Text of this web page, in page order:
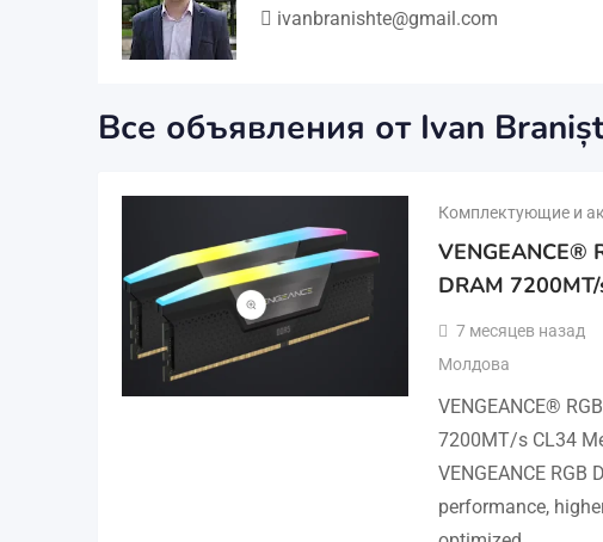
ivanbranishte@gmail.com
Все объявления от Ivan
Комплектующие и
VENGEANCE®
DRAM 7200MT/
7 месяцев назад
Молдова
VENGEANCE®
7200MT/s CL34
VENGEANCE RGB
performance,